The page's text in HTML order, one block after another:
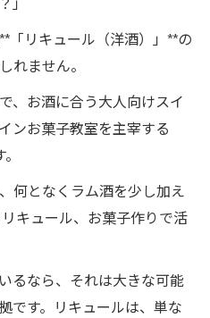
」
「リキュール（洋酒）」**の
れません。
、お酒に合う大人向けスイ
ンお菓子教室を主宰する
何となくラム酒を少し加え
キュール、お菓子作りで活
るなら、それは大きな可能
です。リキュールは、単な